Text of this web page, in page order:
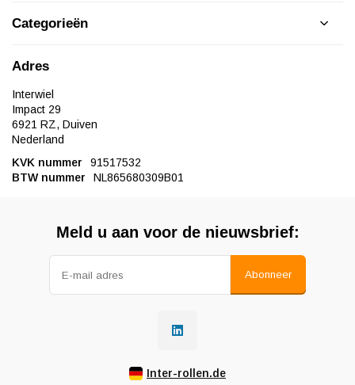
Categorieën
Adres
Interwiel
Impact 29
6921 RZ, Duiven
Nederland
KVK nummer
91517532
BTW nummer
NL865680309B01
Meld u aan voor de nieuwsbrief:
Abonneer
Inter-rollen.de